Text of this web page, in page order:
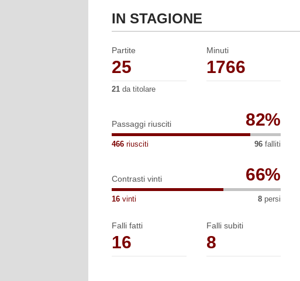
IN STAGIONE
Partite
25
21 da titolare
Minuti
1766
Passaggi riusciti 82%
466 riusciti 96 falliti
Contrasti vinti 66%
16 vinti 8 persi
Falli fatti
16
Falli subiti
8